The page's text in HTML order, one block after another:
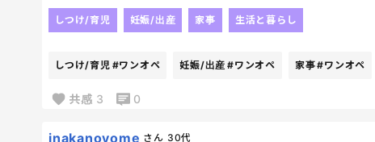
来週も再来週もワンオペdayだらけだから頼むぞっっ!!!
しつけ/育児 妊娠/出産 家事 生活と暮らし
しつけ/育児 #ワンオペ 妊娠/出産 #ワンオペ 家事#ワンオペ
共感 3 0
inakanoyome さん 30代